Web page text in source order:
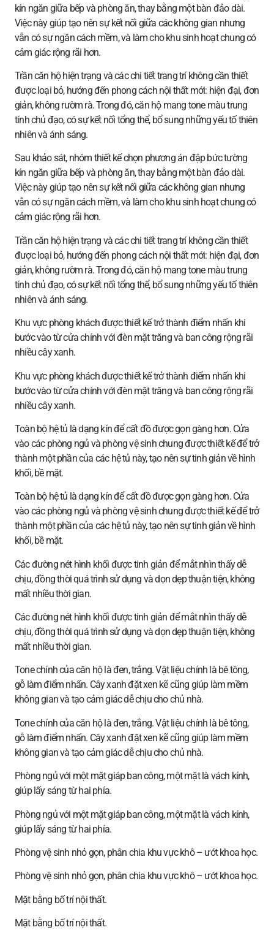
kín ngăn giữa bếp và phòng ăn, thay bằng một bàn đảo dài.
Việc này giúp tạo nên sự kết nối giữa các không gian nhưng
vẫn có sự ngăn cách mềm, và làm cho khu sinh hoạt chung có
cảm giác rộng rãi hơn.
Trần căn hộ hiện trạng và các chi tiết trang trí không cần thiết
được loại bỏ, hướng đến phong cách nội thất mới: hiện đại, đơn
giản, không rườm rà. Trong đó, căn hộ mang tone màu trung
tính chủ đạo, có sự kết nối tổng thể, bổ sung những yếu tố thiên
nhiên và ánh sáng.
Sau khảo sát, nhóm thiết kế chọn phương án đập bức tường
kín ngăn giữa bếp và phòng ăn, thay bằng một bàn đảo dài.
Việc này giúp tạo nên sự kết nối giữa các không gian nhưng
vẫn có sự ngăn cách mềm, và làm cho khu sinh hoạt chung có
cảm giác rộng rãi hơn.
Trần căn hộ hiện trạng và các chi tiết trang trí không cần thiết
được loại bỏ, hướng đến phong cách nội thất mới: hiện đại, đơn
giản, không rườm rà. Trong đó, căn hộ mang tone màu trung
tính chủ đạo, có sự kết nối tổng thể, bổ sung những yếu tố thiên
nhiên và ánh sáng.
Khu vực phòng khách được thiết kế trở thành điểm nhấn khi
bước vào từ cửa chính với đèn mặt trăng và ban công rộng rãi
nhiều cây xanh.
Khu vực phòng khách được thiết kế trở thành điểm nhấn khi
bước vào từ cửa chính với đèn mặt trăng và ban công rộng rãi
nhiều cây xanh.
Toàn bộ hệ tủ là dạng kín để cất đồ được gọn gàng hơn. Cửa
vào các phòng ngủ và phòng vệ sinh chung được thiết kế để trở
thành một phần của các hệ tủ này, tạo nên sự tinh giản về hình
khối, bề mặt.
Toàn bộ hệ tủ là dạng kín để cất đồ được gọn gàng hơn. Cửa
vào các phòng ngủ và phòng vệ sinh chung được thiết kế để trở
thành một phần của các hệ tủ này, tạo nên sự tinh giản về hình
khối, bề mặt.
Các đường nét hình khối được tinh giản để mắt nhìn thấy dễ
chịu, đồng thời quá trình sử dụng và dọn dẹp thuận tiện, không
mất nhiều thời gian.
Các đường nét hình khối được tinh giản để mắt nhìn thấy dễ
chịu, đồng thời quá trình sử dụng và dọn dẹp thuận tiện, không
mất nhiều thời gian.
Tone chính của căn hộ là đen, trắng. Vật liệu chính là bê tông,
gỗ làm điểm nhấn. Cây xanh đặt xen kẽ cũng giúp làm mềm
không gian và tạo cảm giác dễ chịu cho chủ nhà.
Tone chính của căn hộ là đen, trắng. Vật liệu chính là bê tông,
gỗ làm điểm nhấn. Cây xanh đặt xen kẽ cũng giúp làm mềm
không gian và tạo cảm giác dễ chịu cho chủ nhà.
Phòng ngủ với một mặt giáp ban công, một mặt là vách kính,
giúp lấy sáng từ hai phía.
Phòng ngủ với một mặt giáp ban công, một mặt là vách kính,
giúp lấy sáng từ hai phía.
Phòng vệ sinh nhỏ gọn, phân chia khu vực khô – ướt khoa học.
Phòng vệ sinh nhỏ gọn, phân chia khu vực khô – ướt khoa học.
Mặt bằng bố trí nội thất.
Mặt bằng bố trí nội thất.